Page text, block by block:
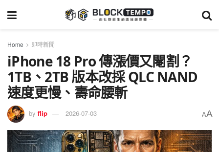
Home 即時新聞
iPhone 18 Pro 傳漲價又閹割？
1TB、2TB 版本改採 QLC NAND
速度更慢、壽命腰斬
by flip 2026-07-03 AA